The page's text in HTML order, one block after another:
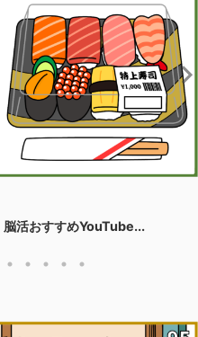
ズ】YouTube動画で...